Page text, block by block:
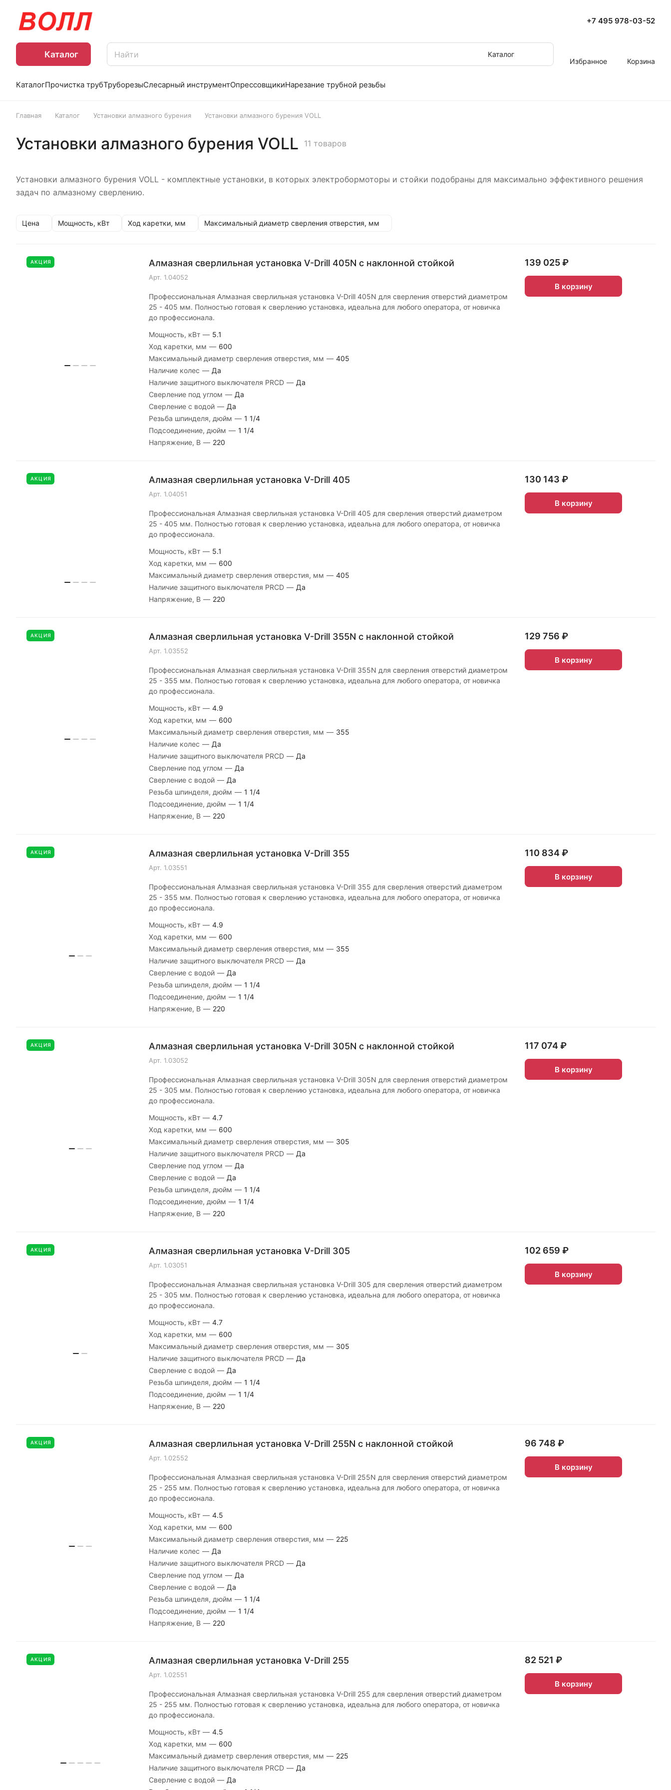
+7 495 978-03-52
Каталог
Каталог
Избранное
Корзина
КаталогПрочистка трубТруборезыСлесарный инструментОпрессовщикиНарезание трубной резьбы
Главная Каталог Установки алмазного бурения Установки алмазного бурения VOLL
Установки алмазного бурения VOLL 11 товаров
Установки алмазного бурения VOLL - комплектные установки, в которых электробормоторы и стойки подобраны для максимально эффективного решения
задач по алмазному сверлению.
Цена Мощность, кВт Ход каретки, мм Максимальный диаметр сверления отверстия, мм
АКЦИЯ Алмазная сверлильная установка V-Drill 405N с наклонной стойкой
Арт. 1.04052
Профессиональная Алмазная сверлильная установка V-Drill 405N для сверления отверстий диаметром
25 - 405 мм. Полностью готовая к сверлению установка, идеальна для любого оператора, от новичка
до профессионала.
Мощность, кВт — 5.1
Ход каретки, мм — 600
Максимальный диаметр сверления отверстия, мм — 405
Наличие колес — Да
Наличие защитного выключателя PRCD — Да
Сверление под углом — Да
Сверление с водой — Да
Резьба шпинделя, дюйм — 1 1/4
Подсоединение, дюйм — 1 1/4
Напряжение, В — 220
139 025 ₽
В корзину
АКЦИЯ Алмазная сверлильная установка V-Drill 405
Арт. 1.04051
Профессиональная Алмазная сверлильная установка V-Drill 405 для сверления отверстий диаметром
25 - 405 мм. Полностью готовая к сверлению установка, идеальна для любого оператора, от новичка
до профессионала.
Мощность, кВт — 5.1
Ход каретки, мм — 600
Максимальный диаметр сверления отверстия, мм — 405
Наличие защитного выключателя PRCD — Да
Напряжение, В — 220
130 143 ₽
В корзину
АКЦИЯ Алмазная сверлильная установка V-Drill 355N c наклонной стойкой
Арт. 1.03552
Профессиональная Алмазная сверлильная установка V-Drill 355N для сверления отверстий диаметром
25 - 355 мм. Полностью готовая к сверлению установка, идеальна для любого оператора, от новичка
до профессионала.
Мощность, кВт — 4.9
Ход каретки, мм — 600
Максимальный диаметр сверления отверстия, мм — 355
Наличие колес — Да
Наличие защитного выключателя PRCD — Да
Сверление под углом — Да
Сверление с водой — Да
Резьба шпинделя, дюйм — 1 1/4
Подсоединение, дюйм — 1 1/4
Напряжение, В — 220
129 756 ₽
В корзину
АКЦИЯ Алмазная сверлильная установка V-Drill 355
Арт. 1.03551
Профессиональная Алмазная сверлильная установка V-Drill 355 для сверления отверстий диаметром
25 - 355 мм. Полностью готовая к сверлению установка, идеальна для любого оператора, от новичка
до профессионала.
Мощность, кВт — 4.9
Ход каретки, мм — 600
Максимальный диаметр сверления отверстия, мм — 355
Наличие защитного выключателя PRCD — Да
Сверление с водой — Да
Резьба шпинделя, дюйм — 1 1/4
Подсоединение, дюйм — 1 1/4
Напряжение, В — 220
110 834 ₽
В корзину
АКЦИЯ Алмазная сверлильная установка V-Drill 305N c наклонной стойкой
Арт. 1.03052
Профессиональная Алмазная сверлильная установка V-Drill 305N для сверления отверстий диаметром
25 - 305 мм. Полностью готовая к сверлению установка, идеальна для любого оператора, от новичка
до профессионала.
Мощность, кВт — 4.7
Ход каретки, мм — 600
Максимальный диаметр сверления отверстия, мм — 305
Наличие защитного выключателя PRCD — Да
Сверление под углом — Да
Сверление с водой — Да
Резьба шпинделя, дюйм — 1 1/4
Подсоединение, дюйм — 1 1/4
Напряжение, В — 220
117 074 ₽
В корзину
АКЦИЯ Алмазная сверлильная установка V-Drill 305
Арт. 1.03051
Профессиональная Алмазная сверлильная установка V-Drill 305 для сверления отверстий диаметром
25 - 305 мм. Полностью готовая к сверлению установка, идеальна для любого оператора, от новичка
до профессионала.
Мощность, кВт — 4.7
Ход каретки, мм — 600
Максимальный диаметр сверления отверстия, мм — 305
Наличие защитного выключателя PRCD — Да
Сверление с водой — Да
Резьба шпинделя, дюйм — 1 1/4
Подсоединение, дюйм — 1 1/4
Напряжение, В — 220
102 659 ₽
В корзину
АКЦИЯ Алмазная сверлильная установка V-Drill 255N с наклонной стойкой
Арт. 1.02552
Профессиональная Алмазная сверлильная установка V-Drill 255N для сверления отверстий диаметром
25 - 255 мм. Полностью готовая к сверлению установка, идеальна для любого оператора, от новичка
до профессионала.
Мощность, кВт — 4.5
Ход каретки, мм — 600
Максимальный диаметр сверления отверстия, мм — 225
Наличие колес — Да
Наличие защитного выключателя PRCD — Да
Сверление под углом — Да
Сверление с водой — Да
Резьба шпинделя, дюйм — 1 1/4
Подсоединение, дюйм — 1 1/4
Напряжение, В — 220
96 748 ₽
В корзину
АКЦИЯ Алмазная сверлильная установка V-Drill 255
Арт. 1.02551
Профессиональная Алмазная сверлильная установка V-Drill 255 для сверления отверстий диаметром
25 - 255 мм. Полностью готовая к сверлению установка, идеальна для любого оператора, от новичка
до профессионала.
Мощность, кВт — 4.5
Ход каретки, мм — 600
Максимальный диаметр сверления отверстия, мм — 225
Наличие защитного выключателя PRCD — Да
Сверление с водой — Да
82 521 ₽
В корзину